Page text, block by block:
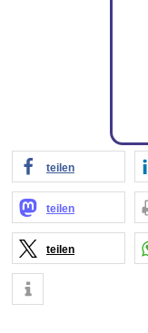
teilen
teilen
teilen